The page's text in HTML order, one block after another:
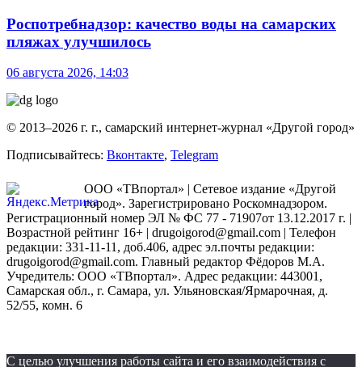
Роспотребнадзор: качество воды на самарских
пляжах улучшилось
06 августа 2026, 14:03
© 2013–2026 г. г., самарский интернет-журнал «Другой город»
Подписывайтесь: Вконтакте, Telegram
ООО «ТВпортал» | Сетевое издание «Другой
город». Зарегистрировано Роскомнадзором.
Регистрационный номер ЭЛ № ФС 77 - 71907от 13.12.2017 г. |
Возрастной рейтинг 16+ | drugoigorod@gmail.com | Телефон
редакции: 331-11-11, доб.406, адрес эл.почты редакции:
drugoigorod@gmail.com. Главный редактор Фёдоров М.А.
Учредитель: ООО «ТВпортал». Адрес редакции: 443001,
Самарская обл., г. Самара, ул. Ульяновская/Ярмарочная, д.
52/55, комн. 6
С целью улучшения работы сайта и его взаимодействия с